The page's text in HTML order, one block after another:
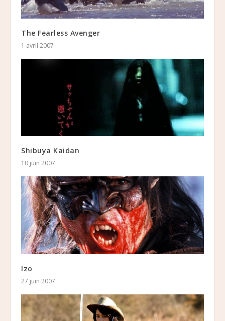
The Fearless Avenger
1 avril 2007
Shibuya Kaidan
10 juin 2007
Izo
27 juin 2007